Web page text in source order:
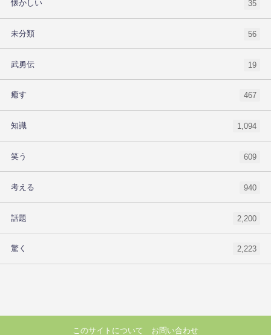
懐かしい 35
未分類 56
武勇伝 19
癒す 467
知識 1,094
笑う 609
考える 940
話題 2,200
驚く 2,223
このサイトについて お問い合わせ